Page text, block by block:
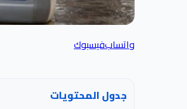
واتسابفيسبوك
جدول المحتويات